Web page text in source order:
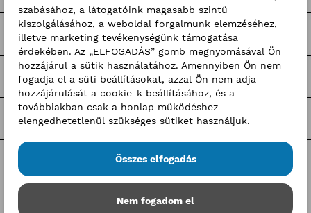
Nagy Elek cikkek
Kerületi pályázatok
Pályázatfigyelő
Tagcsoporti hírek
szabásához, a látogatóink magasabb szintű
kiszolgálásához, a weboldal forgalmunk elemzéséhez,
illetve marketing tevékenységünk támogatása
érdekében. Az „ELFOGADÁS” gomb megnyomásával Ön
hozzájárul a sütik használatához. Amennyiben Ön nem
fogadja el a süti beállításokat, azzal Ön nem adja
hozzájárulását a cookie-k beállításához, és a
továbbiakban csak a honlap működéshez
elengedhetetlenül szükséges sütiket használjuk.
Összes elfogadás
Nem fogadom el